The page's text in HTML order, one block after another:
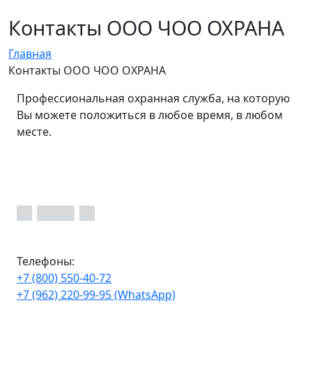
Контакты ООО ЧОО ОХРАНА
Главная
Контакты ООО ЧОО ОХРАНА
Профессиональная охранная служба, на которую
Вы можете положиться в любое время, в любом
месте.
Телефоны:
+7 (800) 550-40-72
+7 (962) 220-99-95 (WhatsApp)